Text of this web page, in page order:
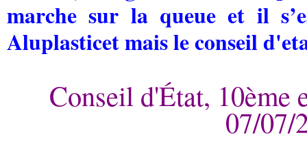
marche sur la queue et il
Aluplasticet mais le conseil
Conseil d'État, 10ème
07/07/